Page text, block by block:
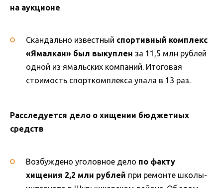
на аукционе
Скандально известный спортивный комплекс
«Ямалкан» был выкуплен за 11,5 млн рублей
одной из ямальских компаний. Итоговая
стоимость спорткомплекса упала в 13 раз.
Расследуется дело о хищении бюджетных
средств
Возбуждено уголовное дело по факту
хищения 2,2 млн рублей при ремонте школы-